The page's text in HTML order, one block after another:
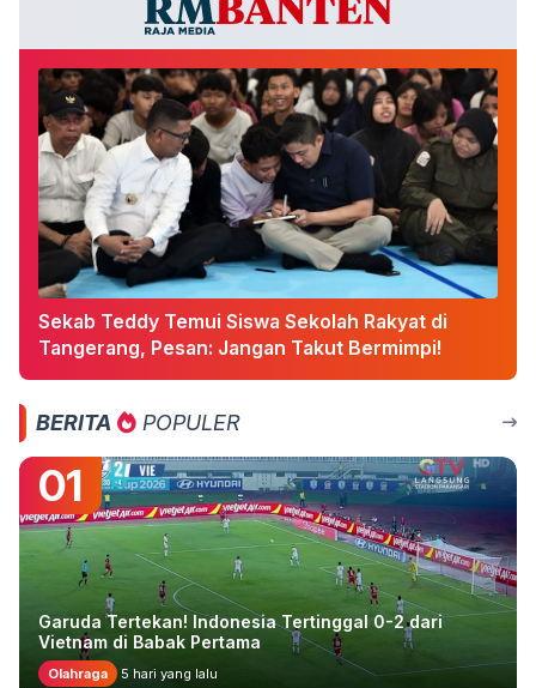
Sekab Teddy Temui Siswa Sekolah Rakyat di
Tangerang, Pesan: Jangan Takut Bermimpi!
BERITA POPULER
01
Garuda Tertekan! Indonesia Tertinggal 0-2 dari
Vietnam di Babak Pertama
Olahraga 5 hari yang lalu